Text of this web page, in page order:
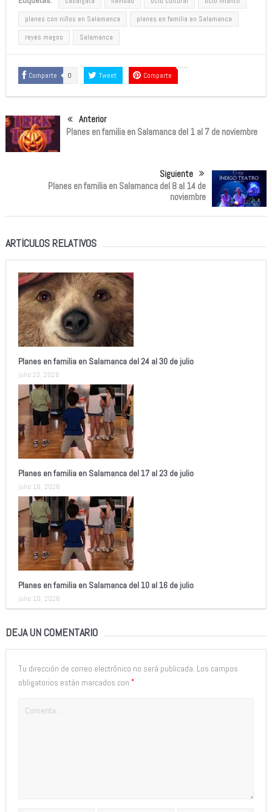
planes con niños en Salamanca
planes en familia en Salamanca
reyes magos
Salamanca
Comparte 0 Tweet Comparte
Anterior
Planes en familia en Salamanca del 1 al 7 de noviembre
Siguiente
Planes en familia en Salamanca del 8 al 14 de
noviembre
ARTÍCULOS RELATIVOS
Planes en familia en Salamanca del 24 al 30 de julio
julio 23, 2026
Planes en familia en Salamanca del 17 al 23 de julio
julio 16, 2026
Planes en familia en Salamanca del 10 al 16 de julio
julio 10, 2026
DEJA UN COMENTARIO
Tu dirección de correo electrónico no será publicada. Los campos
obligatorios están marcados con *